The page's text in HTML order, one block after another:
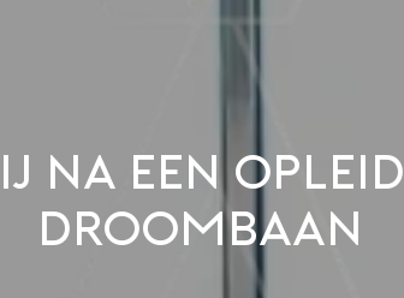
na een
droombaan